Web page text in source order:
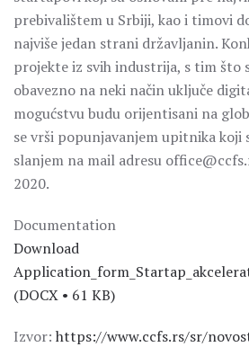
prebivalištem u Srbiji, kao i timovi
najviše jedan strani državljanin.
projekte iz svih industrija, s tim što
obavezno na neki način uključe
mogućstvu budu orijentisani na
se vrši popunjavanjem upitnika koji
slanjem na mail adresu
2020.
Documentation
Download
(DOCX • 61 KB)
Izvor: https://www.ccfs.rs/sr/